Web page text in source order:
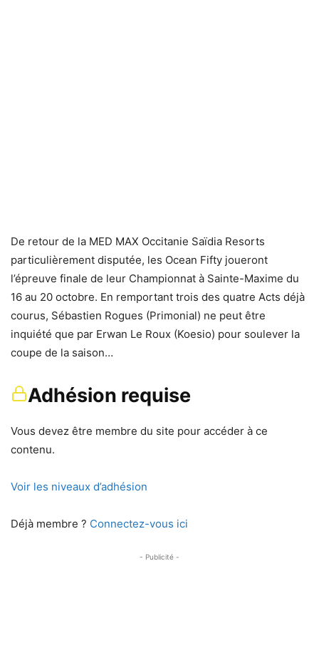
De retour de la MED MAX Occitanie Saïdia Resorts
particulièrement disputée, les Ocean Fifty joueront
l’épreuve finale de leur Championnat à Sainte-Maxime du
16 au 20 octobre. En remportant trois des quatre Acts déjà
courus, Sébastien Rogues (Primonial) ne peut être
inquiété que par Erwan Le Roux (Koesio) pour soulever la
coupe de la saison…
Adhésion requise
Vous devez être membre du site pour accéder à ce
contenu.
Voir les niveaux d’adhésion
Déjà membre ? Connectez-vous ici
- Publicité -